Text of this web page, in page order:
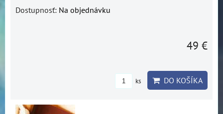
Dostupnosť: Na objednávku
49 €
ks DO KOŠÍKA